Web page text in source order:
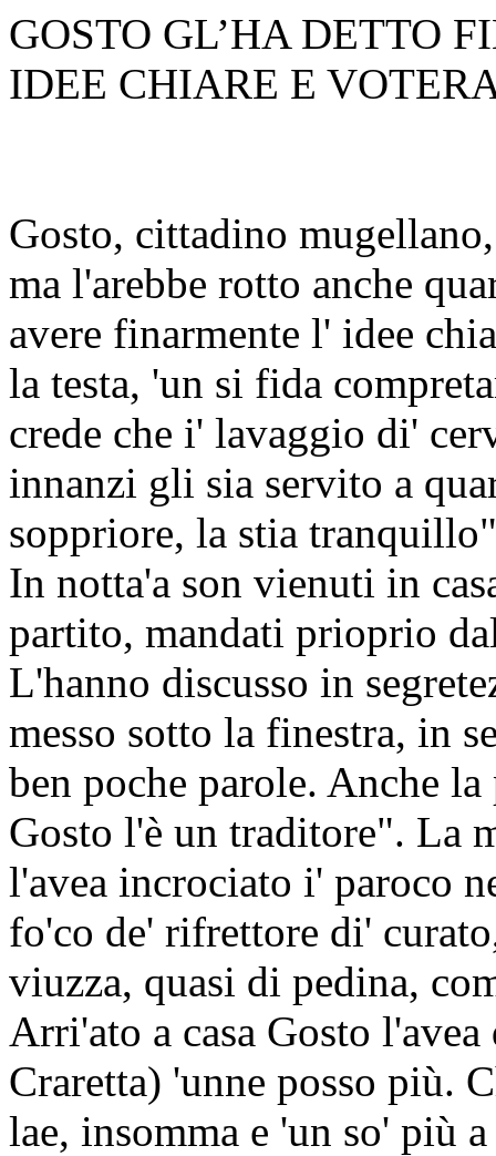
GOSTO GL’HA DETTO
IDEE CHIARE E
Gosto, cittadino
ma l'arebbe rotto anche
avere finarmente l' idee
la testa, 'un si fida
crede che i' lavaggio di'
innanzi gli sia servito a
soppriore, la stia
In notta'a son vienuti in
partito, mandati prioprio
L'hanno discusso in
messo sotto la finestra, in
ben poche parole. Anche
Gosto l'è un traditore". La
l'avea incrociato i' paroco
fo'co de' rifrettore di'
viuzza, quasi di pedina,
Arri'ato a casa Gosto
Craretta) 'unne posso più.
lae, insomma e 'un so' più